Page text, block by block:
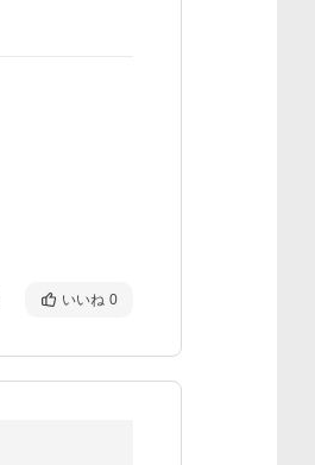
いいね 0